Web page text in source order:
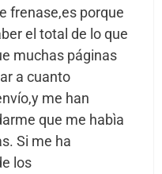
frenase,es porque
el total de lo que
muchas páginas
a cuanto
me han
que me habìa
Si me ha
los